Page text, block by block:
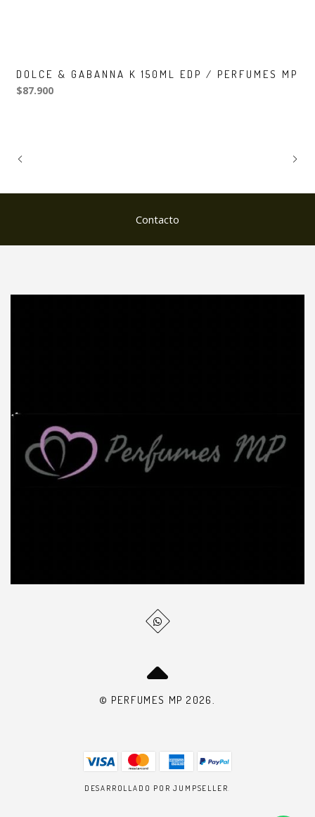
DOLCE & GABANNA K 150ML EDP / PERFUMES MP
$87.900
Contacto
© PERFUMES MP 2026.
DESARROLLADO POR JUMPSELLER